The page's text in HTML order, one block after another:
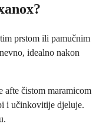
prstom ili pamučnim
idealno nakon
afte čistom maramicom
i učinkovitije djeluje.